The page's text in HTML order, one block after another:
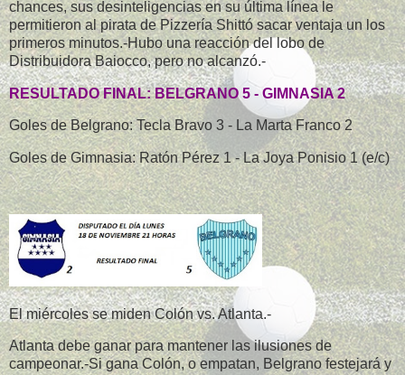
chances, sus desinteligencias en su última línea le
permitieron al pirata de Pizzería Shittó sacar ventaja un los
primeros minutos.-Hubo una reacción del lobo de
Distribuidora Baiocco, pero no alcanzó.-
RESULTADO FINAL: BELGRANO 5 - GIMNASIA 2
Goles de Belgrano: Tecla Bravo 3 - La Marta Franco 2
Goles de Gimnasia: Ratón Pérez 1 - La Joya Ponisio 1 (e/c)
El miércoles se miden Colón vs. Atlanta.-
Atlanta debe ganar para mantener las ilusiones de
campeonar.-Si gana Colón, o empatan, Belgrano festejará y